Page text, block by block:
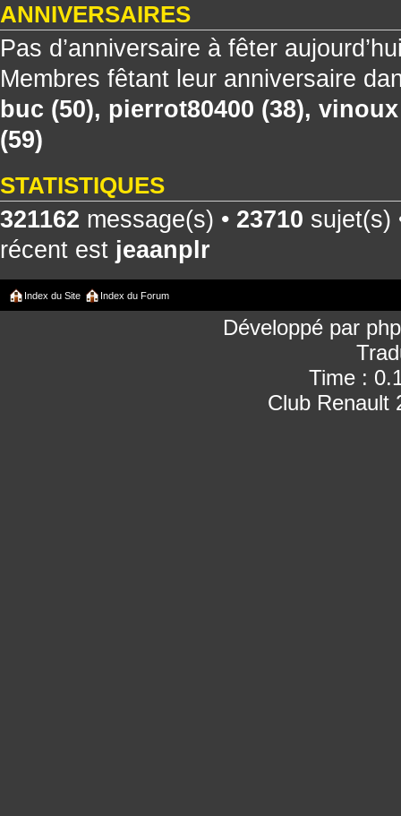
ANNIVERSAIRES
Pas d’anniversaire à fêter
Membres fêtant leur anniversaire
buc (50), pierrot80400 (38), vinoux
(59)
STATISTIQUES
321162 message(s) • 23710 sujet(s)
récent est jeaanplr
Index du Site Index du Forum
Développé par
Time :
Club Renault